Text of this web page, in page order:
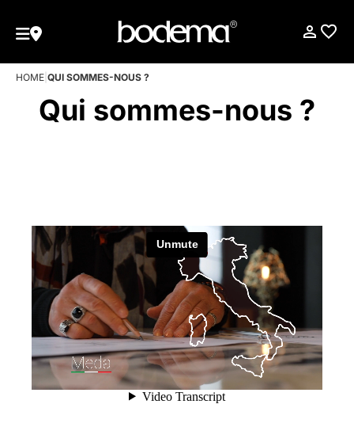
HOME QUI SOMMES-NOUS ?
Qui sommes-nous ?